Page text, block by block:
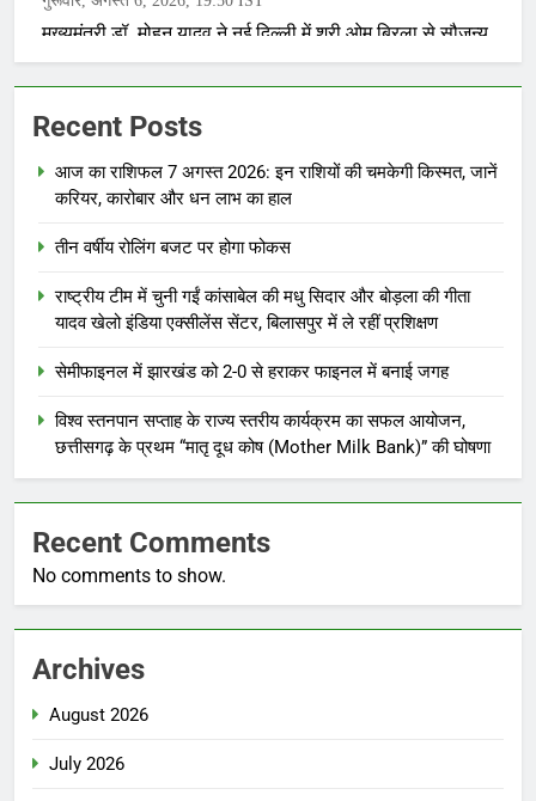
Recent Posts
आज का राशिफल 7 अगस्त 2026: इन राशियों की चमकेगी किस्मत, जानें
करियर, कारोबार और धन लाभ का हाल
तीन वर्षीय रोलिंग बजट पर होगा फोकस
राष्ट्रीय टीम में चुनी गईं कांसाबेल की मधु सिदार और बोड़ला की गीता
यादव खेलो इंडिया एक्सीलेंस सेंटर, बिलासपुर में ले रहीं प्रशिक्षण
सेमीफाइनल में झारखंड को 2-0 से हराकर फाइनल में बनाई जगह
विश्व स्तनपान सप्ताह के राज्य स्तरीय कार्यक्रम का सफल आयोजन,
छत्तीसगढ़ के प्रथम “मातृ दूध कोष (Mother Milk Bank)” की घोषणा
Recent Comments
No comments to show.
Archives
August 2026
July 2026